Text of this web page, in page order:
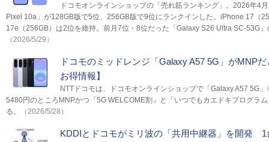
ドコモオンラインショップの「売れ筋ランキング」。2026年4
Pixel 10a」が128GB版で5位、256GB版で9位にランクインした。iPhone 17（
17e（256GB）は2位を維持。前月7位・8位だった「Galaxy S26 Ultra SC-53G
（2026/5/29）
ドコモのミッドレンジ「Galaxy A57 5G」がMNP
お得情報】
NTTドコモは、ドコモオンラインショップで「Galaxy A57 5G
5480円のところMNPかつ「5G WELCOME割」と「いつでもカエドキプログラ
る。
（2026/5/28）
KDDIとドコモがミリ波の「共用中継器」を開発 1